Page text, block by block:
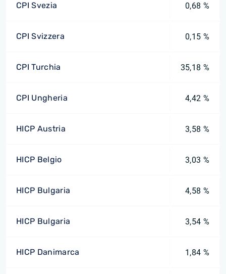
CPI Svezia 0,68 %
CPI Svizzera 0,15 %
CPI Turchia 35,18 %
CPI Ungheria 4,42 %
HICP Austria 3,58 %
HICP Belgio 3,03 %
HICP Bulgaria 4,58 %
HICP Bulgaria 3,54 %
HICP Danimarca 1,84 %